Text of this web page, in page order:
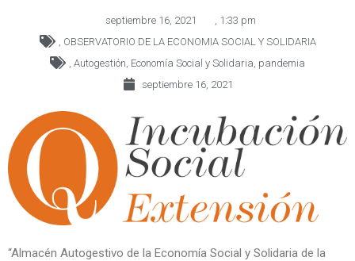
septiembre 16, 2021
1:33 pm
OBSERVATORIO DE LA ECONOMIA SOCIAL Y SOLIDARIA
Autogestión Economía Social y Solidaria pandemia
septiembre 16, 2021
“Almacén Autogestivo de la Economía Social y Solidaria de la